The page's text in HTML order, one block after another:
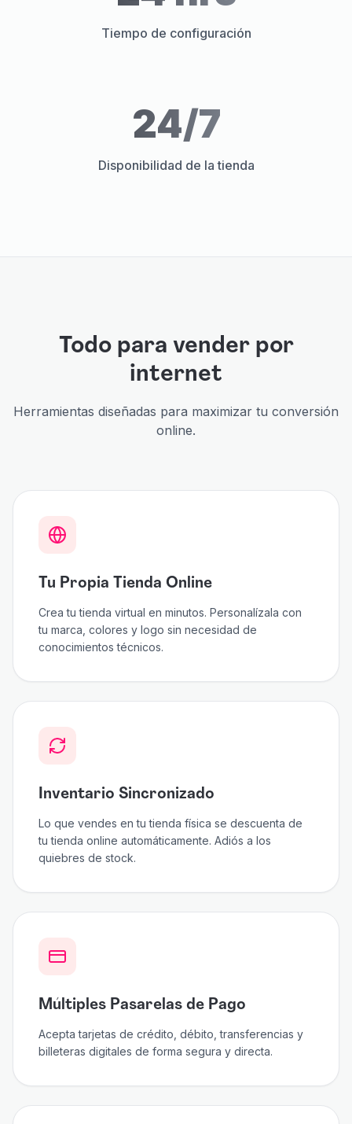
Tiempo de configuración
24/7
Disponibilidad de la tienda
Todo para vender por
internet
Herramientas diseñadas para maximizar tu conversión
online.
Tu Propia Tienda Online
Crea tu tienda virtual en minutos. Personalízala con
tu marca, colores y logo sin necesidad de
conocimientos técnicos.
Inventario Sincronizado
Lo que vendes en tu tienda física se descuenta de
tu tienda online automáticamente. Adiós a los
quiebres de stock.
Múltiples Pasarelas de Pago
Acepta tarjetas de crédito, débito, transferencias y
billeteras digitales de forma segura y directa.